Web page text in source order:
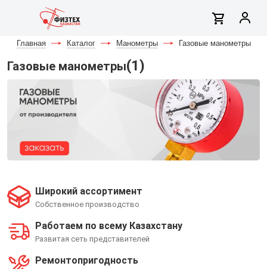
Главная - Каталог - Манометры - Газовые манометры
Газовые манометры(1)
Широкий ассортимент
Собственное производство
Работаем по всему Казахстану
Развитая сеть представителей
Ремонтопригодность